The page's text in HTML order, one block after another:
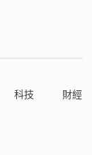
科技 財經